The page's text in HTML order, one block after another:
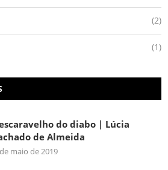
(2)
(1)
do diabo | Lúcia
de Almeida
maio de 2019